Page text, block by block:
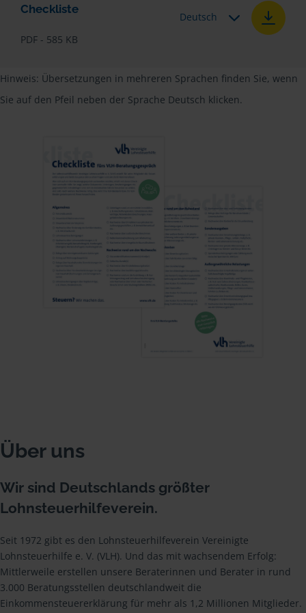
Checkliste
PDF - 585 KB
Deutsch
Hinweis: Übersetzungen in mehreren Sprachen finden Sie, wenn
Sie auf den Pfeil neben der Sprache Deutsch klicken.
Über uns
Wir sind Deutschlands größter
Lohnsteuerhilfeverein.
Seit 1972 gibt es den Lohnsteuerhilfeverein Vereinigte
Lohnsteuerhilfe e. V. (VLH). Und das mit wachsendem Erfolg:
Mittlerweile erstellen unsere Beraterinnen und Berater in rund
3.000 Beratungsstellen deutschlandweit die
Einkommensteuererklärung für mehr als 1,2 Millionen Mitglieder.